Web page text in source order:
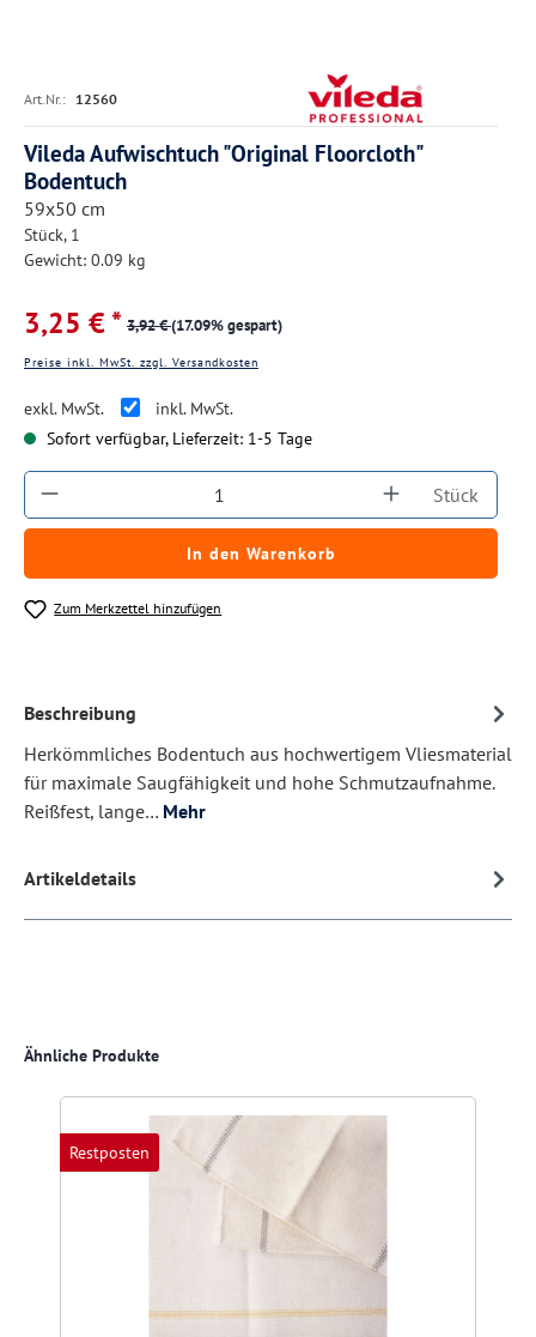
Art.Nr.: 12560
Vileda Aufwischtuch "Original Floorcloth"
Bodentuch
59x50 cm
Stück, 1
Gewicht: 0.09 kg
3,25 € * 3,92 €(17.09% gespart)
Preise inkl. MwSt. zzgl. Versandkosten
exkl. MwSt.
inkl. MwSt.
Sofort verfügbar, Lieferzeit: 1-5 Tage
Produkt Anzahl: Gib den gewünschten
Stück
In den Warenkorb
Zum Merkzettel hinzufügen
Beschreibung
Herkömmliches Bodentuch aus hochwertigem Vliesmaterial
für maximale Saugfähigkeit und hohe Schmutzaufnahme.
Reißfest, lange… Mehr
Artikeldetails
Produktgalerie überspringen
Ähnliche Produkte
Restposten